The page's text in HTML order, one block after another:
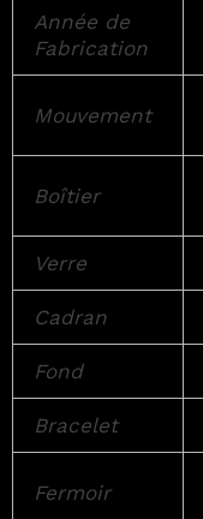
Année de
Fabrication
Mouvement
Boîtier
Verre
Cadran
Fond
Bracelet
Fermoir